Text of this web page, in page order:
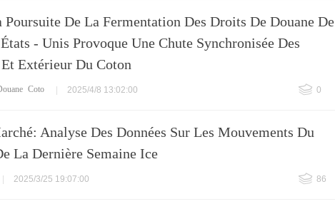
De La Fermentation Des Droits De Douane De
- Unis Provoque Une Chute Synchronisée Des
Extérieur Du Coton
Coto
2025/4/8 13:02:00 0
Analyse Des Données Sur Les Mouvements Du
La Dernière Semaine Ice
2025/3/25 19:07:00 86